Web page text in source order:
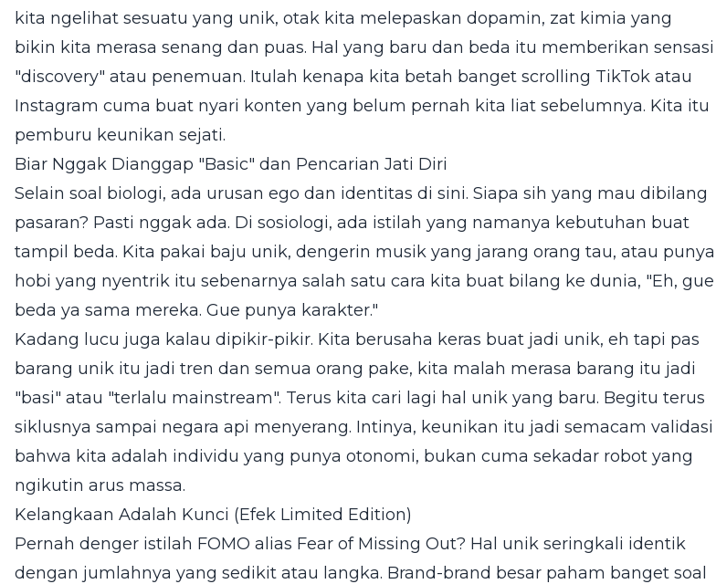
kita ngelihat sesuatu yang unik, otak kita melepaskan dopamin, zat kimia yang
bikin kita merasa senang dan puas. Hal yang baru dan beda itu memberikan sensasi
"discovery" atau penemuan. Itulah kenapa kita betah banget scrolling TikTok atau
Instagram cuma buat nyari konten yang belum pernah kita liat sebelumnya. Kita itu
pemburu keunikan sejati.
Biar Nggak Dianggap "Basic" dan Pencarian Jati Diri
Selain soal biologi, ada urusan ego dan identitas di sini. Siapa sih yang mau dibilang
pasaran? Pasti nggak ada. Di sosiologi, ada istilah yang namanya kebutuhan buat
tampil beda. Kita pakai baju unik, dengerin musik yang jarang orang tau, atau punya
hobi yang nyentrik itu sebenarnya salah satu cara kita buat bilang ke dunia, "Eh, gue
beda ya sama mereka. Gue punya karakter."
Kadang lucu juga kalau dipikir-pikir. Kita berusaha keras buat jadi unik, eh tapi pas
barang unik itu jadi tren dan semua orang pake, kita malah merasa barang itu jadi
"basi" atau "terlalu mainstream". Terus kita cari lagi hal unik yang baru. Begitu terus
siklusnya sampai negara api menyerang. Intinya, keunikan itu jadi semacam validasi
bahwa kita adalah individu yang punya otonomi, bukan cuma sekadar robot yang
ngikutin arus massa.
Kelangkaan Adalah Kunci (Efek Limited Edition)
Pernah denger istilah FOMO alias Fear of Missing Out? Hal unik seringkali identik
dengan jumlahnya yang sedikit atau langka. Brand-brand besar paham banget soal